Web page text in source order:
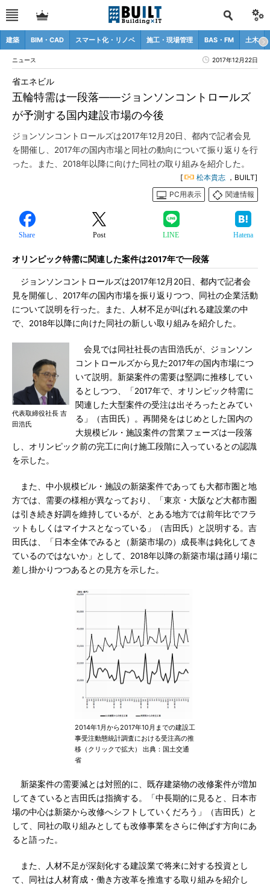
建築 BIM・CAD スマート化・リノベ 施工・現場管理 BAS・FM 土木
ニュース 2017年12月22日
五輪特需は一段落――ジョンソンコントロールズ
が予測する国内建設市場の今後
省エネビル
ジョンソンコントロールズは2017年12月20日、都内で記者会見
を開催し、2017年の国内市場と同社の動向について振り返りを行
った。また、2018年以降に向けた同社の取り組みを紹介した。
[ 松本貴志 ，BUILT]
PC用表示
関連情報
Share Post LINE Hatena
オリンピック特需に関連した案件は2017年で一段落
ジョンソンコントロールズは2017年12月20日、都内で記者会
見を開催し、2017年の国内市場を振り返りつつ、同社の企業活動
について説明を行った。また、人材不足が叫ばれる建設業の中
で、2018年以降に向けた同社の新しい取り組みを紹介した。
代表取締役社長 吉
田浩氏
会見では同社社長の吉田浩氏が、ジョンソン
コントロールズから見た2017年の国内市場につ
いて説明。新築案件の需要は堅調に推移してい
るとしつつ、「2017年で、オリンピック特需に
関連した大型案件の受注は出そろったとみてい
る」（吉田氏）。再開発をはじめとした国内の
大規模ビル・施設案件の営業フェーズは一段落
し、オリンピック前の完工に向け施工段階に入っているとの認識
を示した。
また、中小規模ビル・施設の新築案件であっても大都市圏と地
方では、需要の様相が異なっており、「東京・大阪など大都市圏
は引き続き好調を維持しているが、とある地方では前年比でフラ
ットもしくはマイナスとなっている」（吉田氏）と説明する。吉
田氏は、「日本全体でみると（新築市場の）成長率は鈍化してき
ているのではないか」として、2018年以降の新築市場は踊り場に
差し掛かりつつあるとの見方を示した。
2014年1月から2017年10月までの建設工
事受注動態統計調査における受注高の推
移（クリックで拡大） 出典：国土交通
省
新築案件の需要減とは対照的に、既存建築物の改修案件が増加
してきていると吉田氏は指摘する。「中長期的に見ると、日本市
場の中心は新築から改修へシフトしていくだろう」（吉田氏）と
して、同社の取り組みとしても改修事業をさらに伸ばす方向にあ
ると語った。
また、人材不足が深刻化する建設業で将来に対する投資とし
て、同社は人材育成・働き方改革を推進する取り組みを紹介し